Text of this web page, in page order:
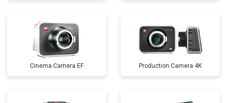
Cinema Camera EF Production Camera 4K